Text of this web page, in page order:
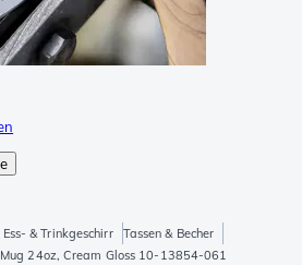
& Trinkgeschirr
Tassen & Becher
24oz, Cream Gloss 10-13854-061